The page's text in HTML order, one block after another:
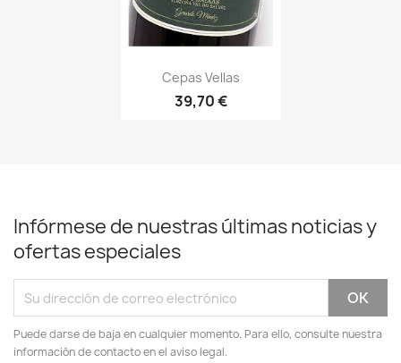
Vista rápida
Cepas Vellas
39,70 €
Infórmese de nuestras últimas noticias y
ofertas especiales
Puede darse de baja en cualquier momento. Para ello, consulte nuestra
información de contacto en el aviso legal.